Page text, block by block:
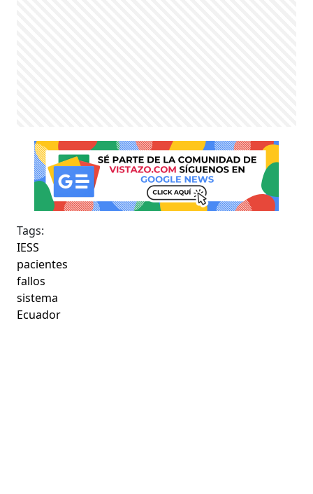
Tags:
IESS
pacientes
fallos
sistema
Ecuador